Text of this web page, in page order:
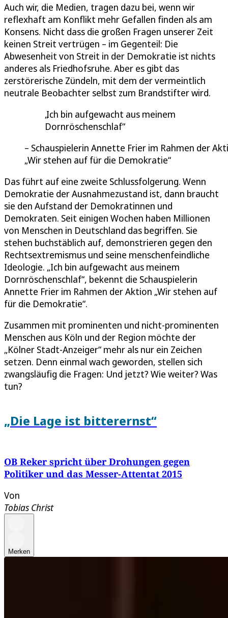
Auch wir, die Medien, tragen dazu bei, wenn wir
reflexhaft am Konflikt mehr Gefallen finden als am
Konsens. Nicht dass die großen Fragen unserer Zeit
keinen Streit vertrügen – im Gegenteil: Die
Abwesenheit von Streit in der Demokratie ist nichts
anderes als Friedhofsruhe. Aber es gibt das
zerstörerische Zündeln, mit dem der vermeintlich
neutrale Beobachter selbst zum Brandstifter wird.
Ich bin aufgewacht aus meinem
Dornröschenschlaf
Schauspielerin Annette Frier im Rahmen der
„Wir stehen auf für die Demokratie“
Das führt auf eine zweite Schlussfolgerung. Wenn
Demokratie der Ausnahmezustand ist, dann braucht
sie den Aufstand der Demokratinnen und
Demokraten. Seit einigen Wochen haben Millionen
von Menschen in Deutschland das begriffen. Sie
stehen buchstäblich auf, demonstrieren gegen den
Rechtsextremismus und seine menschenfeindliche
Ideologie. „Ich bin aufgewacht aus meinem
Dornröschenschlaf“, bekennt die Schauspielerin
Annette Frier im Rahmen der Aktion „Wir stehen auf
für die Demokratie“.
Zusammen mit prominenten und nicht-prominenten
Menschen aus Köln und der Region möchte der
„Kölner Stadt-Anzeiger“ mehr als nur ein Zeichen
setzen. Denn einmal wach geworden, stellen sich
zwangsläufig die Fragen: Und jetzt? Wie weiter? Was
tun?
„Die Lage ist bitterernst“
OB Reker spricht über Drohungen gegen
Politiker und das Messer-Attentat 2015
Von
Tobias Christ
Merken